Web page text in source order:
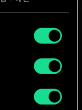
설정은 아래의